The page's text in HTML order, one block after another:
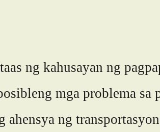
ng kahusayan ng
mga problema sa
ahensya ng